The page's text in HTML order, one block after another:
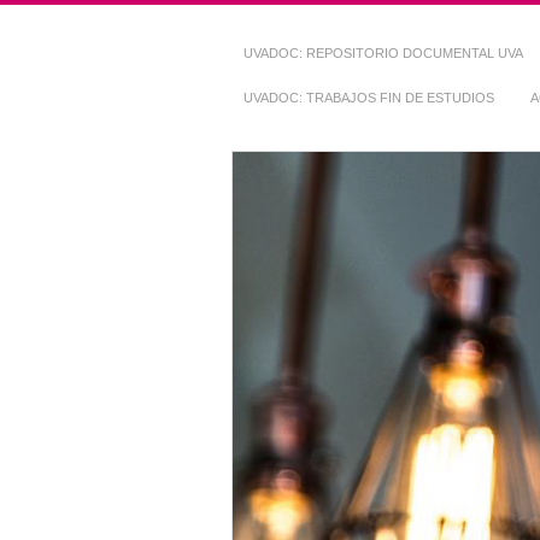
UVADOC: REPOSITORIO DOCUMENTAL UVA
UVADOC: TRABAJOS FIN DE ESTUDIOS
Repositorio
~ UVaDOC